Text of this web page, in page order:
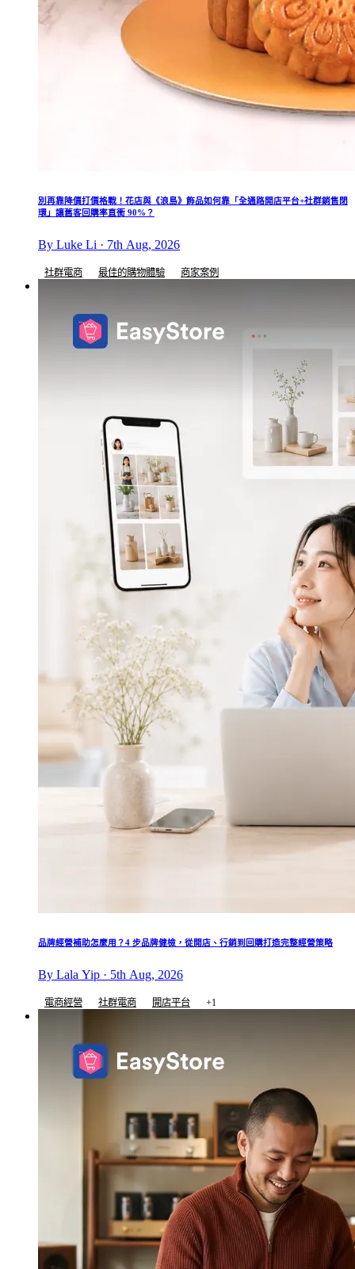
別再靠降價打價格戰！花店與《浪島》飾品如何靠「全通路開店平台+社群銷售閉
環」讓舊客回購率直衝 90%？
By Luke Li · 7th Aug, 2026
社群電商 最佳的購物體驗 商家案例
品牌經營補助怎麼用？4 步品牌健檢，從開店、行銷到回購打造完整經營策略
By Lala Yip · 5th Aug, 2026
電商經營 社群電商 開店平台 +1